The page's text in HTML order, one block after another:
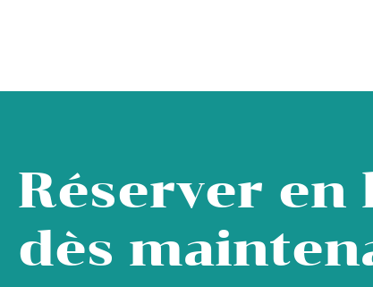
Réserver en
dès